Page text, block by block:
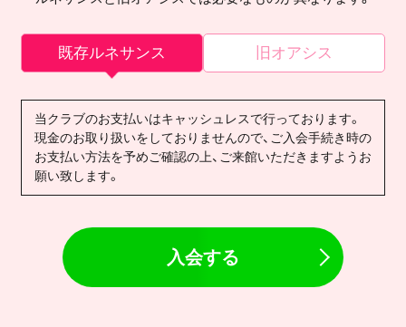
既存ルネサンス 旧オアシス
当クラブのお支払いはキャッシュレスで行っております。
現金のお取り扱いをしておりませんので、ご入会手続き時の
お支払い方法を予めご確認の上、ご来館いただきますようお
願い致します。
入会する